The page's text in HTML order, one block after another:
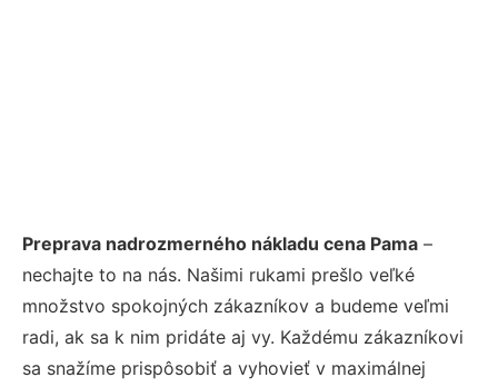
Preprava nadrozmerného nákladu cena Pama –
nechajte to na nás. Našimi rukami prešlo veľké
množstvo spokojných zákazníkov a budeme veľmi
radi, ak sa k nim pridáte aj vy. Každému zákazníkovi
sa snažíme prispôsobiť a vyhovieť v maximálnej